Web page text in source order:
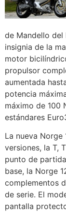
de Mandello del
insignia de la
motor
propulsor
aumentada
potencia
máximo de 100
estándares
La nueva
versiones, la T,
punto de
base, la Norge
complementos
de serie. El
pantalla